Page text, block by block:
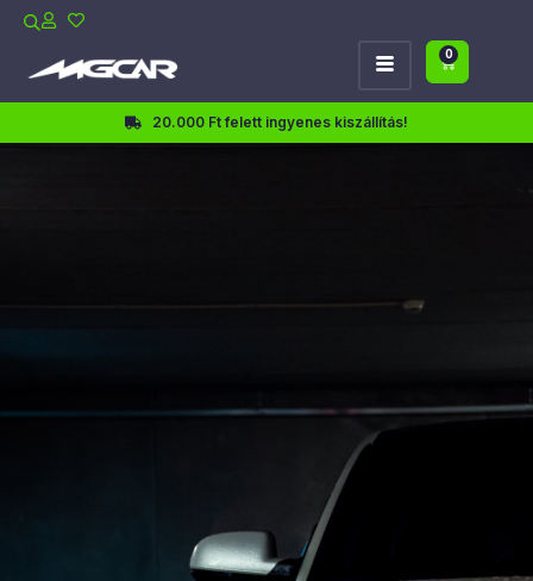
0
20.000 Ft felett ingyenes kiszállítás!